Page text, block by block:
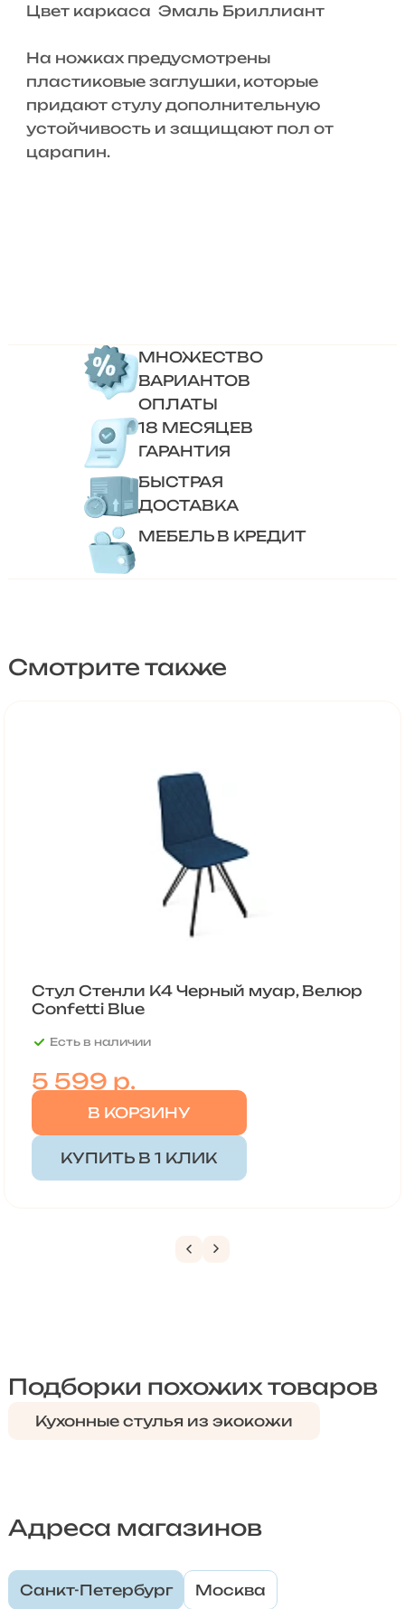
Цвет каркаса Эмаль Бриллиант
На ножках предусмотрены
пластиковые заглушки, которые
придают стулу дополнительную
устойчивость и защищают пол от
царапин.
МНОЖЕСТВО
ВАРИАНТОВ
ОПЛАТЫ
18 МЕСЯЦЕВ
ГАРАНТИЯ
БЫСТРАЯ
ДОСТАВКА
МЕБЕЛЬ В КРЕДИТ
Смотрите также
Стул Стенли К4 Черный муар, Велюр
Confetti Blue
Есть в наличии
5 599 р.
В КОРЗИНУ
КУПИТЬ В 1 КЛИК
Подборки похожих товаров
Кухонные стулья из экокожи
Адреса магазинов
Санкт-Петербург Москва